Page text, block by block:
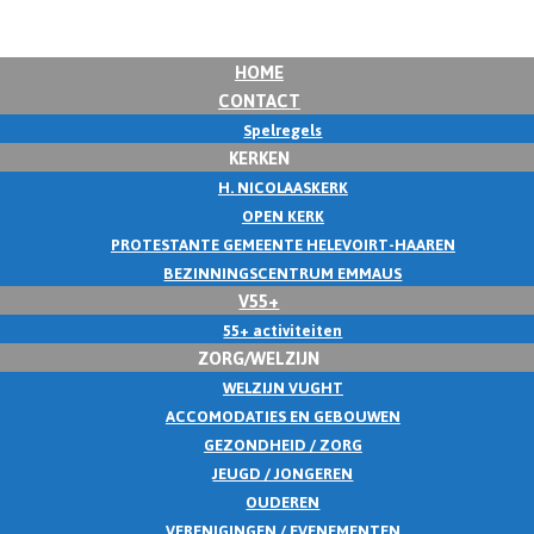
HOME
CONTACT
Spelregels
KERKEN
H. NICOLAASKERK
OPEN KERK
PROTESTANTE GEMEENTE HELEVOIRT-HAAREN
BEZINNINGSCENTRUM EMMAUS
V55+
55+ activiteiten
ZORG/WELZIJN
WELZIJN VUGHT
ACCOMODATIES EN GEBOUWEN
GEZONDHEID / ZORG
JEUGD / JONGEREN
OUDEREN